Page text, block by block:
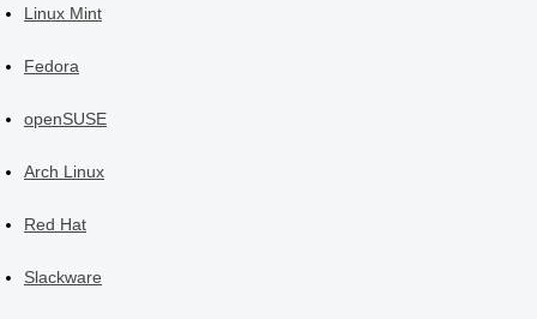
Linux Mint
Fedora
openSUSE
Arch Linux
Red Hat
Slackware